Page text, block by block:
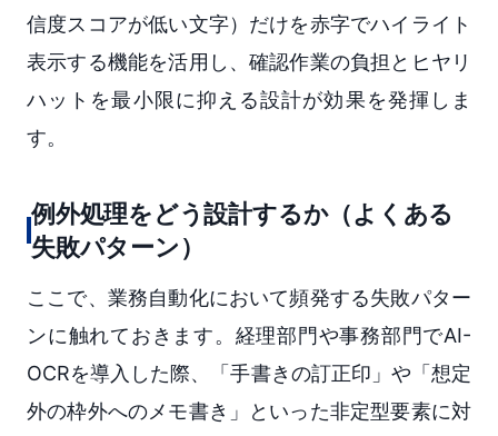
信度スコアが低い文字）だけを赤字でハイライト
表示する機能を活用し、確認作業の負担とヒヤリ
ハットを最小限に抑える設計が効果を発揮しま
す。
例外処理をどう設計するか（よくある
失敗パターン）
ここで、業務自動化において頻発する失敗パター
ンに触れておきます。経理部門や事務部門でAI-
OCRを導入した際、「手書きの訂正印」や「想定
外の枠外へのメモ書き」といった非定型要素に対